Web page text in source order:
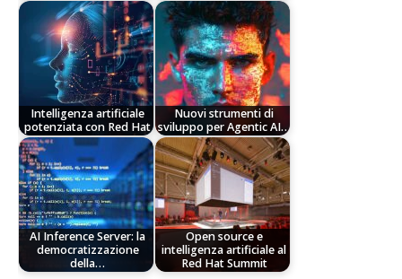
Intelligenza artificiale
potenziata con Red Hat
Nuovi strumenti di
sviluppo per Agentic AI…
AI Inference Server: la
democratizzazione
della…
Open source e
intelligenza artificiale al
Red Hat Summit